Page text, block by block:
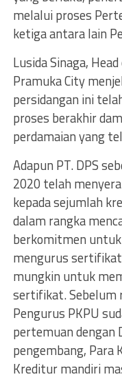
melalui proses
ketiga antara lain
Lusida Sinaga,
Pramuka City
persidangan ini
proses berakhir
perdamaian yang
Adapun PT. DPS
2020 telah
kepada sejumlah
dalam rangka
berkomitmen
mengurus
mungkin untuk
sertifikat. Sebelum
Pengurus PKPU
pertemuan dengan
pengembang, Para
Kreditur mandiri